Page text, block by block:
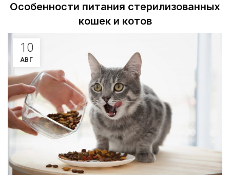
Особенности питания стерилизованных
кошек и котов
10
АВГ